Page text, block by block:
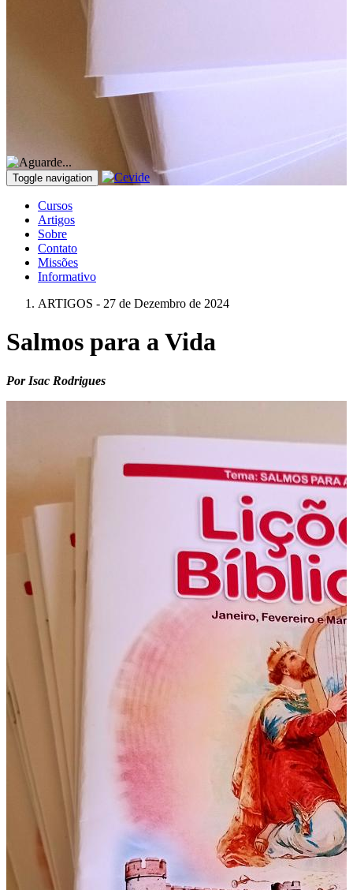
Toggle navigation
Cursos
Artigos
Sobre
Contato
Missões
Informativo
ARTIGOS - 27 de Dezembro de 2024
Salmos para a Vida
Por Isac Rodrigues